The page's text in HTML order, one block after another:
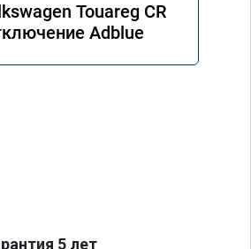
Touareg CR
Adblue
5 лет